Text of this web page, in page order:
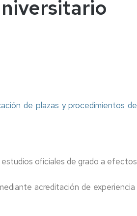
de plazas y procedimientos de
oficiales de grado a efectos
acreditación de experiencia